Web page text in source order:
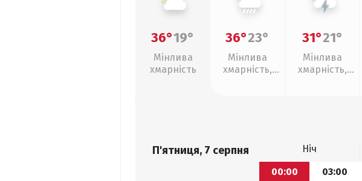
36°19°
Мінлива
хмарність
36°23°
Мінлива
хмарність,
31°21°
Мінлива
хмарність,
П'ятниця, 7 серпня Ніч
00:00
03:00